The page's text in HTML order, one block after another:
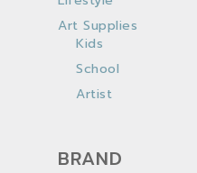
Art Supplies
Kids
School
Artist
BRAND